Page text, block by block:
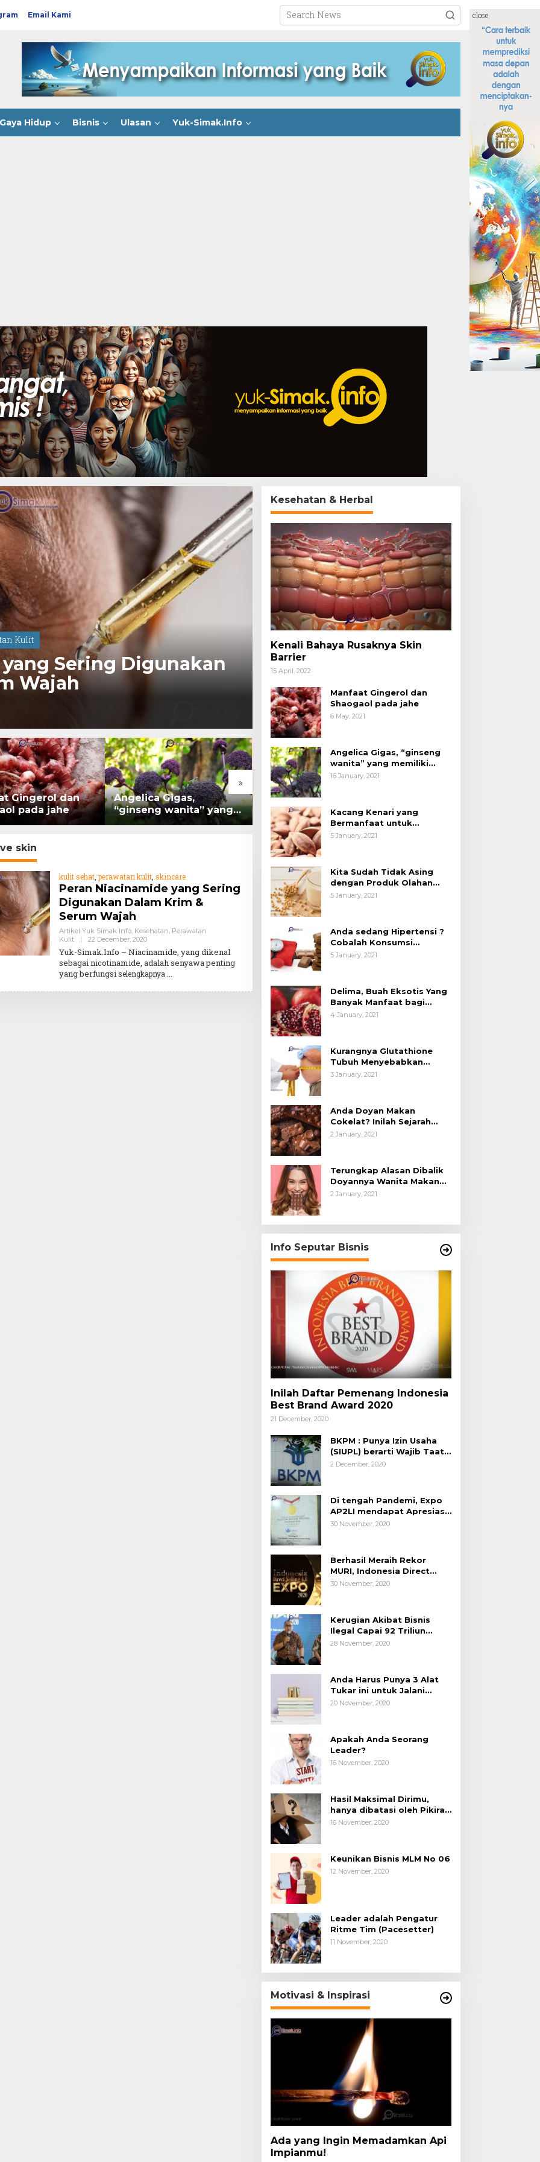
Email Kami
Hidup Bisnis Ulasan Yuk-Simak.Info
close
Kulit
Sering Digunakan
Serum Wajah
»
Gingerol dan
pada jahe
Angelica Gigas,
“ginseng wanita” yang
memiliki peran
Kacang Kenari yang
Bermanfaat untuk
Kesehatan (Bukan
Hanya untuk Bahan Kue)
dengan Produk Olahan
Kedelai, Tapi Sudah
skin
kulit sehat,perawatan kulit, skincare
Peran Niacinamide yang Sering
Digunakan Dalam Krim &
Serum Wajah
Artikel Yuk Simak Info, Kesehatan, Perawatan
Kulit
| 22 December, 2020By
August
Yuk-Simak.Info – Niacinamide, yang dikenal
sebagai nicotinamide, adalah senyawa penting
yang berfungsiselengkapnya
Kesehatan & Herbal
Kenali Bahaya Rusaknya Skin
Barrier
15 April, 2022
Manfaat Gingerol dan
Shaogaol pada jahe
6 May, 2021
Angelica Gigas, “ginseng
wanita” yang memiliki
peran mengatasi kanker.
16 January, 2021
Kacang Kenari yang
Bermanfaat untuk
Kesehatan (Bukan Hanya
5 January, 2021
Kita Sudah Tidak Asing
dengan Produk Olahan
Kedelai, Tapi Sudah Tahu
5 January, 2021
Anda sedang Hipertensi ?
Cobalah Konsumsi
Cokelat.
5 January, 2021
Delima, Buah Eksotis Yang
Banyak Manfaat bagi
Tubuh
4 January, 2021
Kurangnya Glutathione
Tubuh Menyebabkan
Obesitas
3 January, 2021
Anda Doyan Makan
Cokelat? Inilah Sejarah
Awalnya Cokelat di Dunia
2 January, 2021
Terungkap Alasan Dibalik
Doyannya Wanita Makan
Cokelat
2 January, 2021
Info Seputar Bisnis
Inilah Daftar Pemenang Indonesia
Best Brand Award 2020
21 December, 2020
BKPM : Punya Izin Usaha
(SIUPL) berarti Wajib Taat
Aturan
2 December, 2020
Di tengah Pandemi, Expo
AP2LI mendapat Apresiasi
Rekor MURI
30 November, 2020
Berhasil Meraih Rekor
MURI, Indonesia Direct
Selling 4.0 Expo 2020
30 November, 2020
Kerugian Akibat Bisnis
Ilegal Capai 92 Triliun
Rupiah, AP2LI menghimbau
28 November, 2020
Anda Harus Punya 3 Alat
Tukar ini untuk Jalani
Hidup.
20 November, 2020
Apakah Anda Seorang
Leader?
16 November, 2020
Hasil Maksimal Dirimu,
hanya dibatasi oleh Pikiran
Negatif.
16 November, 2020
Keunikan Bisnis MLM No 06
12 November, 2020
Leader adalah Pengatur
Ritme Tim (Pacesetter)
11 November, 2020
Motivasi & Inspirasi
Ada yang Ingin Memadamkan Api
Impianmu!